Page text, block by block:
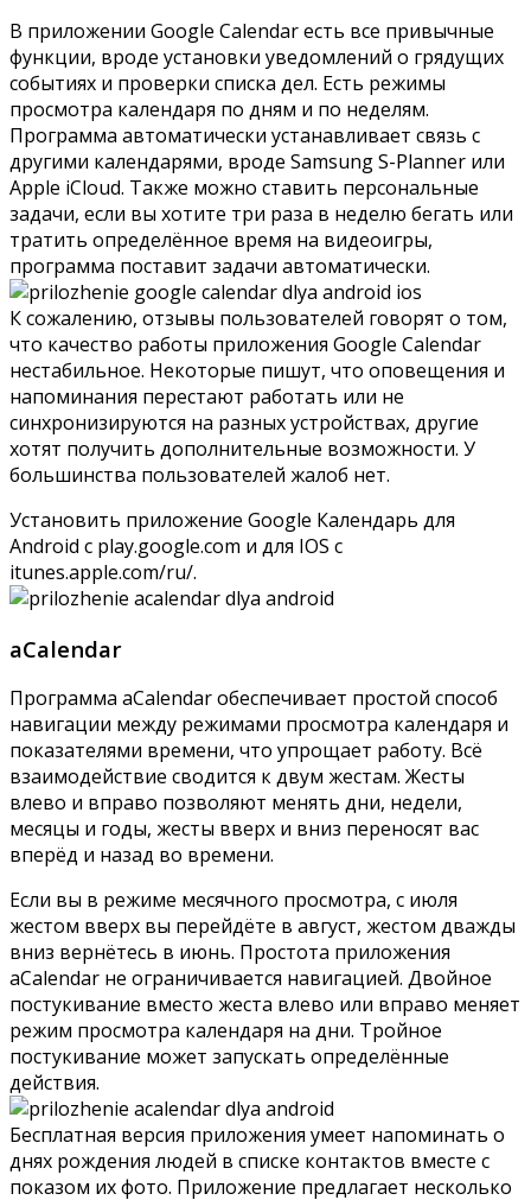
В приложении Google Calendar есть все привычные
функции, вроде установки уведомлений о грядущих
событиях и проверки списка дел. Есть режимы
просмотра календаря по дням и по неделям.
Программа автоматически устанавливает связь с
другими календарями, вроде Samsung S-Planner или
Apple iCloud. Также можно ставить персональные
задачи, если вы хотите три раза в неделю бегать или
тратить определённое время на видеоигры,
программа поставит задачи автоматически.
К сожалению, отзывы пользователей говорят о том,
что качество работы приложения Google Calendar
нестабильное. Некоторые пишут, что оповещения и
напоминания перестают работать или не
синхронизируются на разных устройствах, другие
хотят получить дополнительные возможности. У
большинства пользователей жалоб нет.
Установить приложение Google Календарь для
Android c play.google.com и для IOS с
itunes.apple.com/ru/.
aCalendar
Программа aCalendar обеспечивает простой способ
навигации между режимами просмотра календаря и
показателями времени, что упрощает работу. Всё
взаимодействие сводится к двум жестам. Жесты
влево и вправо позволяют менять дни, недели,
месяцы и годы, жесты вверх и вниз переносят вас
вперёд и назад во времени.
Если вы в режиме месячного просмотра, с июля
жестом вверх вы перейдёте в август, жестом дважды
вниз вернётесь в июнь. Простота приложения
aCalendar не ограничивается навигацией. Двойное
постукивание вместо жеста влево или вправо меняет
режим просмотра календаря на дни. Тройное
постукивание может запускать определённые
действия.
Бесплатная версия приложения умеет напоминать о
днях рождения людей в списке контактов вместе с
показом их фото. Приложение предлагает несколько